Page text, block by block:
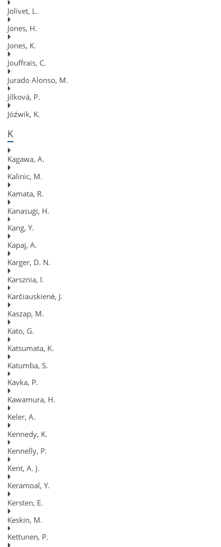
Jolivet, L.
Jones, H.
Jones, K.
Jouffrais, C.
Jurado Alonso, M.
Jílková, P.
Jóźwik, K.
K
Kagawa, A.
Kalinic, M.
Kamata, R.
Kanasugi, H.
Kang, Y.
Kapaj, A.
Karger, D. N.
Karsznia, I.
Karčiauskienė, J.
Kaszap, M.
Kato, G.
Katsumata, K.
Katumba, S.
Kavka, P.
Kawamura, H.
Keler, A.
Kennedy, K.
Kennelly, P.
Kent, A. J.
Keramoal, Y.
Kersten, E.
Keskin, M.
Kettunen, P.